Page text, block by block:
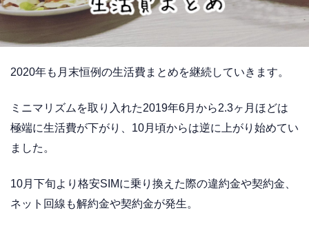
2020年も月末恒例の生活費まとめを継続していきます。
ミニマリズムを取り入れた2019年6月から2.3ヶ月ほどは
極端に生活費が下がり、10月頃からは逆に上がり始めてい
ました。
10月下旬より格安SIMに乗り換えた際の違約金や契約金、
ネット回線も解約金や契約金が発生。